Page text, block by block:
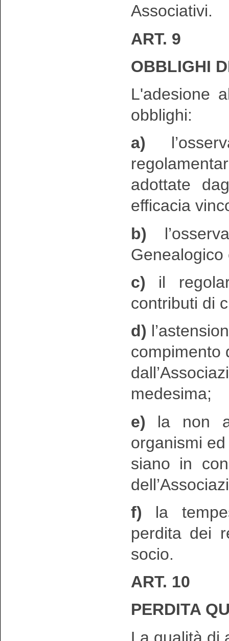
Associativi.
ART. 9
OBBLIGHI
L'adesione
obblighi:
a)
adottate
efficacia
b)
c) il
contributi di
d)
compimento
medesima;
e) la non
organismi
siano in
f) la
perdita dei
socio.
ART. 10
PERDITA
La qualità di